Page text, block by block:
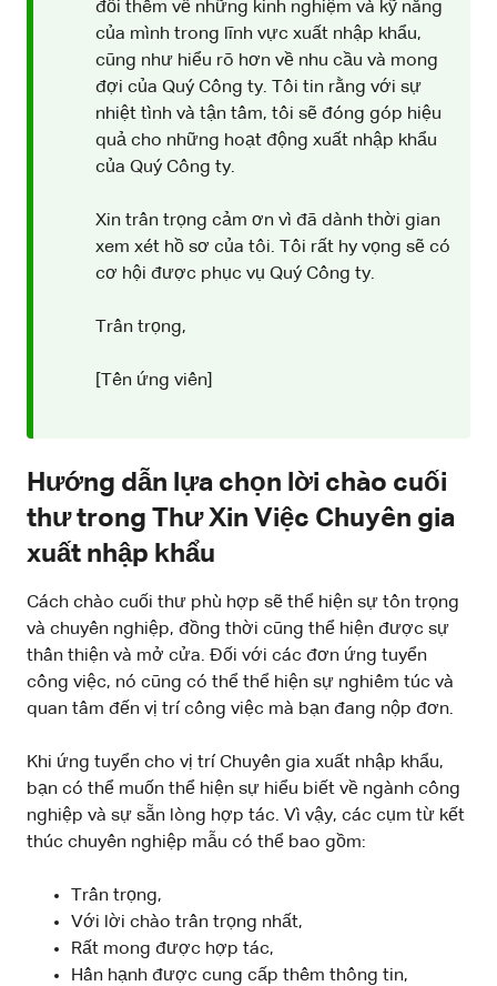
đổi thêm về những kinh nghiệm và kỹ năng
của mình trong lĩnh vực xuất nhập khẩu,
cũng như hiểu rõ hơn về nhu cầu và mong
đợi của Quý Công ty. Tôi tin rằng với sự
nhiệt tình và tận tâm, tôi sẽ đóng góp hiệu
quả cho những hoạt động xuất nhập khẩu
của Quý Công ty.
Xin trân trọng cảm ơn vì đã dành thời gian
xem xét hồ sơ của tôi. Tôi rất hy vọng sẽ có
cơ hội được phục vụ Quý Công ty.
Trân trọng,
[Tên ứng viên]
Hướng dẫn lựa chọn lời chào cuối
thư trong Thư Xin Việc Chuyên gia
xuất nhập khẩu
Cách chào cuối thư phù hợp sẽ thể hiện sự tôn trọng
và chuyên nghiệp, đồng thời cũng thể hiện được sự
thân thiện và mở cửa. Đối với các đơn ứng tuyển
công việc, nó cũng có thể thể hiện sự nghiêm túc và
quan tâm đến vị trí công việc mà bạn đang nộp đơn.
Khi ứng tuyển cho vị trí Chuyên gia xuất nhập khẩu,
bạn có thể muốn thể hiện sự hiểu biết về ngành công
nghiệp và sự sẵn lòng hợp tác. Vì vậy, các cụm từ kết
thúc chuyên nghiệp mẫu có thể bao gồm:
Trân trọng,
Với lời chào trân trọng nhất,
Rất mong được hợp tác,
Hân hạnh được cung cấp thêm thông tin,